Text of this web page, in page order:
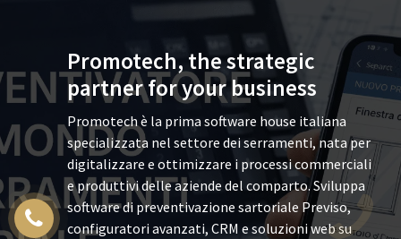
Promotech, the strategic
partner for your business
Promotech è la prima software house italiana
specializzata nel settore dei serramenti, nata per
digitalizzare e ottimizzare i processi commerciali
e produttivi delle aziende del comparto. Sviluppa
software di preventivazione sartoriale Previso,
configuratori avanzati, CRM e soluzioni web su